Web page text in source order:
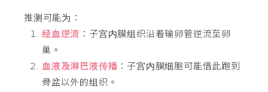
推测可能为：
经血逆流 ：子宫内膜组织沿着输卵管逆流至卵
巢。
血液及淋巴液传播 ：子宫内膜细胞可能借此跑到
骨盆以外的组织。